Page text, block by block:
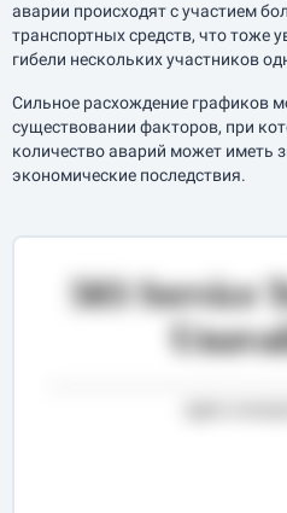
аварии происходят с участием
транспортных средств, что тоже
гибели нескольких участников
Сильное расхождение графиков
существовании факторов, при
количество аварий может иметь
экономические последствия.